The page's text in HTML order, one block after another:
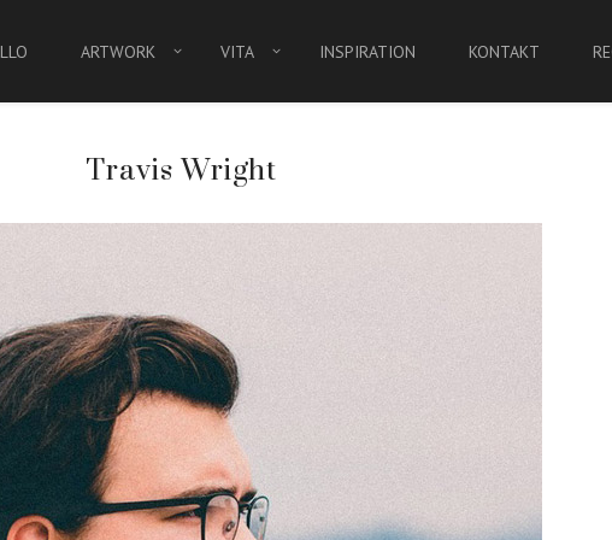
ARTWORK VITA INSPIRATION KONTAKT
Travis Wright